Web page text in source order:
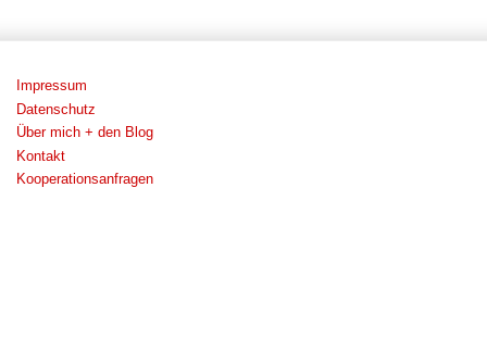
Impressum
Datenschutz
Über mich + den Blog
Kontakt
Kooperationsanfragen